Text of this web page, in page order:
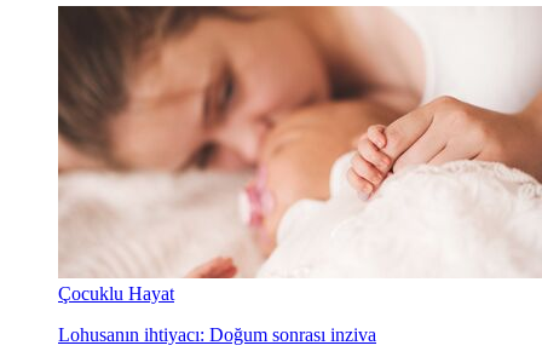
Çocuklu Hayat
Lohusanın ihtiyacı: Doğum sonrası inziva